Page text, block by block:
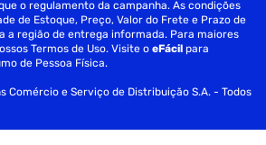
o regulamento da campanha. As condições
de Estoque, Preço, Valor do Frete e Prazo de
a região de entrega informada. Para maiores
Termos de Uso. Visite oeFácil para
de Pessoa Física.
Comércio e Serviço de Distribuição S.A. - Todos